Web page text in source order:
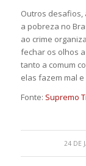
Outros desafios,
a pobreza no
ao crime
fechar os olhos
tanto a comum
elas fazem mal
Fonte: Supremo
24 DE